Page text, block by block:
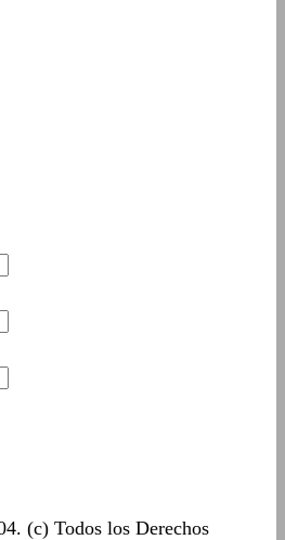
(c) Todos los Derechos